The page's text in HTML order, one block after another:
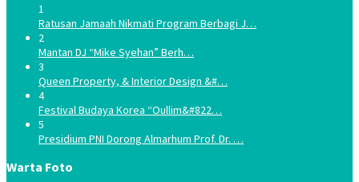
1
Ratusan Jamaah Nikmati Program Berbagi J…
2
Mantan DJ “Mike Syehan” Berh…
3
Queen Property, & Interior Design &#…
4
Festival Budaya Korea “Oullim&#822…
5
Presidium PNI Dorong Almarhum Prof. Dr. …
Warta Foto